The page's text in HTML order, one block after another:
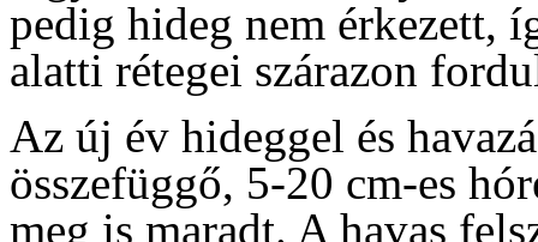
pedig hideg nem érkezett,
alatti rétegei szárazon
Az új év hideggel és
összefüggő, 5-20 cm-es
meg is maradt. A havas